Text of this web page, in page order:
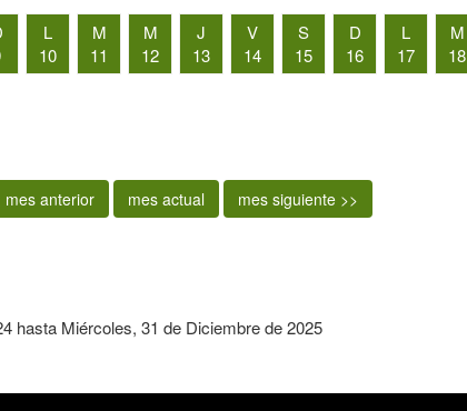
L
10
M
11
M
12
J
13
V
14
S
15
D
16
L
17
M
18
mes anterior mes actual mes siguiente >>
hasta Miércoles, 31 de Diciembre de 2025